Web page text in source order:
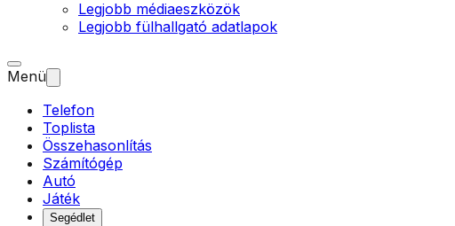
Legjobb médiaeszközök
Legjobb fülhallgató adatlapok
Menü
Telefon
Toplista
Összehasonlítás
Számítógép
Autó
Játék
Segédlet